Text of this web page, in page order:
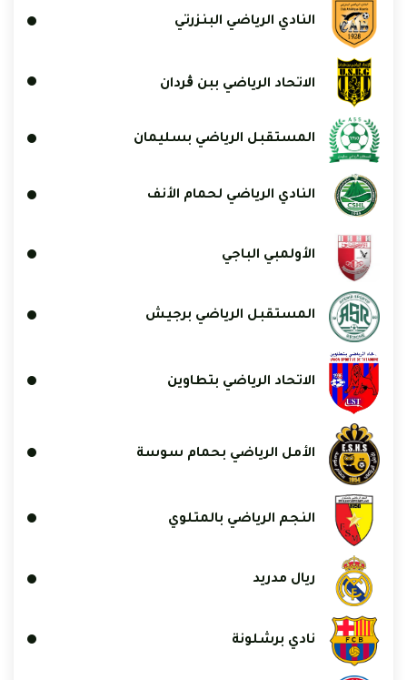
النادي الرياضي البنزرتي
الاتحاد الرياضي ببن ڨردان
المستقبل الرياضي بسليمان
النادي الرياضي لحمام الأنف
الأولمبي الباجي
المستقبل الرياضي برجيش
الاتحاد الرياضي بتطاوين
الأمل الرياضي بحمام سوسة
النجم الرياضي بالمتلوي
ريال مدريد
نادي برشلونة